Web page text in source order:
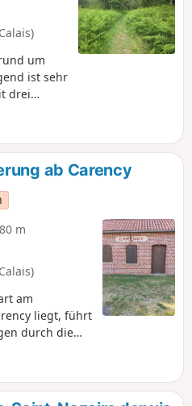
um
ist sehr
drei
Er ist
sagt
aberab Carency
m
am
liegt, führt
durch die
Mont Saint-
la Mémoire“.